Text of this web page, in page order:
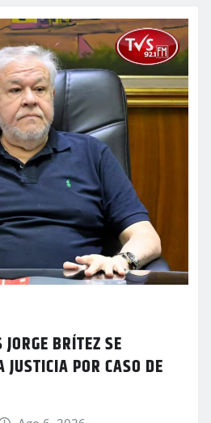
BRÍTEZ SE
POR CASO DE